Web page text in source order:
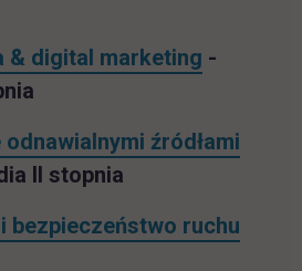
& digital marketing -
źródłami
II stopnia
bezpieczeństwo ruchu